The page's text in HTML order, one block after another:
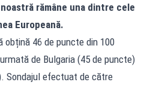
rămâne una dintre cele
Europeană.
46 de puncte din 100
de Bulgaria (45 de puncte)
Sondajul efectuat de către